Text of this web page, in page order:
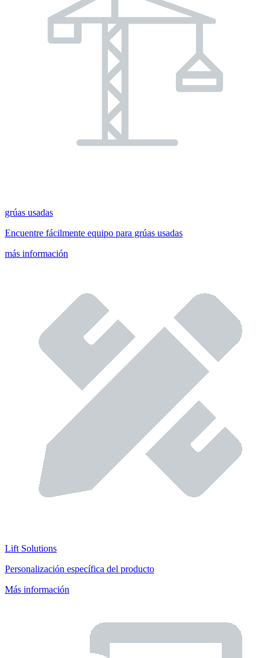
grúas usadas
Encuentre fácilmente equipo para grúas usadas
más información
Lift Solutions
Personalización específica del producto
Más información